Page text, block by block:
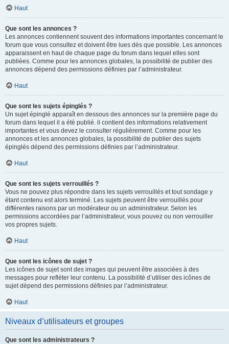
Haut
Que sont les annonces ?
Les annonces contiennent souvent des informations importantes concernant le
forum que vous consultez et doivent être lues dès que possible. Les annonces
apparaissent en haut de chaque page du forum dans lequel elles sont
publiées. Comme pour les annonces globales, la possibilité de publier des
annonces dépend des permissions définies par l’administrateur.
Haut
Que sont les sujets épinglés ?
Un sujet épinglé apparaît en dessous des annonces sur la première page du
forum dans lequel il a été publié. il contient des informations relativement
importantes et vous devez le consulter régulièrement. Comme pour les
annonces et les annonces globales, la possibilité de publier des sujets
épinglés dépend des permissions définies par l’administrateur.
Haut
Que sont les sujets verrouillés ?
Vous ne pouvez plus répondre dans les sujets verrouillés et tout sondage y
étant contenu est alors terminé. Les sujets peuvent être verrouillés pour
différentes raisons par un modérateur ou un administrateur. Selon les
permissions accordées par l’administrateur, vous pouvez ou non verrouiller
vos propres sujets.
Haut
Que sont les icônes de sujet ?
Les icônes de sujet sont des images qui peuvent être associées à des
messages pour refléter leur contenu. La possibilité d’utiliser des icônes de
sujet dépend des permissions définies par l’administrateur.
Haut
Niveaux d’utilisateurs et groupes
Que sont les administrateurs ?